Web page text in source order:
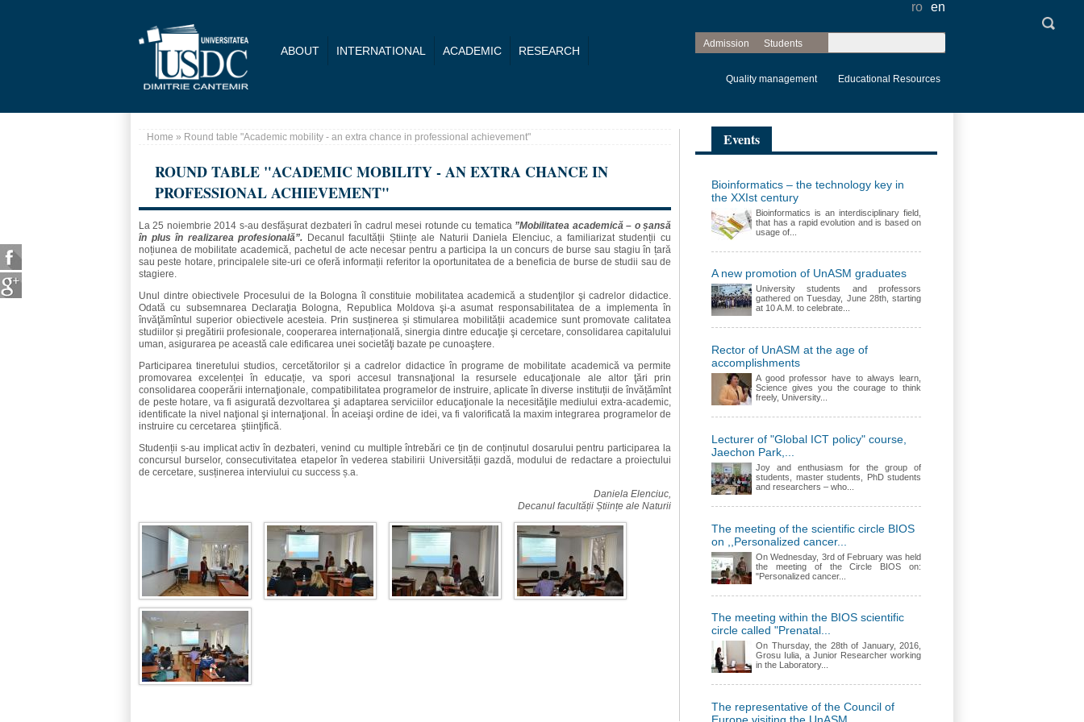
ABOUT INTERNATIONAL ACADEMIC RESEARCH
ro en
Admission Students
Search form
Quality management Educational Resources
Home » Round table "Academic mobility - an extra chance in professional achievement"
ROUND TABLE "ACADEMIC MOBILITY - AN EXTRA CHANCE IN
PROFESSIONAL ACHIEVEMENT"
La 25 noiembrie 2014 s-au desfășurat dezbateri în cadrul mesei rotunde cu tematica ”Mobilitatea academică – o șansă
în plus în realizarea profesională”. Decanul facultății Științe ale Naturii Daniela Elenciuc, a familiarizat studenții cu
noțiunea de mobilitate academică, pachetul de acte necesar pentru a participa la un concurs de burse sau stagiu în țară
sau peste hotare, principalele site-uri ce oferă informații referitor la oportunitatea de a beneficia de burse de studii sau de
stagiere.
Unul dintre obiectivele Procesului de la Bologna îl constituie mobilitatea academică a studenţilor şi cadrelor didactice.
Odată cu subsemnarea Declaraţia Bologna, Republica Moldova şi-a asumat responsabilitatea de a implementa în
învăţămîntul superior obiectivele acesteia. Prin susținerea și stimularea mobilității academice sunt promovate calitatea
studiilor și pregătirii profesionale, cooperarea internațională, sinergia dintre educaţie şi cercetare, consolidarea capitalului
uman, asigurarea pe această cale edificarea unei societăţi bazate pe cunoaştere.
Participarea tineretului studios, cercetătorilor și a cadrelor didactice în programe de mobilitate academică va permite
promovarea excelenței în educație, va spori accesul transnaţional la resursele educaţionale ale altor ţări prin
consolidarea cooperării internaţionale, compatibilitatea programelor de instruire, aplicate în diverse instituții de învățămînt
de peste hotare, va fi asigurată dezvoltarea şi adaptarea serviciilor educaţionale la necesităţile mediului extra-academic,
identificate la nivel naţional şi internaţional. În aceiaşi ordine de idei, va fi valorificată la maxim integrarea programelor de
instruire cu cercetarea ştiinţifică.
Studenții s-au implicat activ în dezbateri, venind cu multiple întrebări ce țin de conținutul dosarului pentru participarea la
concursul burselor, consecutivitatea etapelor în vederea stabilirii Universității gazdă, modului de redactare a proiectului
de cercetare, susținerea interviului cu success ș.a.
Daniela Elenciuc,
Decanul facultății Științe ale Naturii
Events
Bioinformatics – the technology key in
the XXIst century
Bioinformatics is an interdisciplinary field,
that has a rapid evolution and is based on
usage of...
A new promotion of UnASM graduates
University students and professors
gathered on Tuesday, June 28th, starting
at 10 A.M. to celebrate...
Rector of UnASM at the age of
accomplishments
A good professor have to always learn,
Science gives you the courage to think
freely, University...
Lecturer of "Global ICT policy" course,
Jaechon Park,...
Joy and enthusiasm for the group of
students, master students, PhD students
and researchers – who...
The meeting of the scientific circle BIOS
on ,,Personalized cancer...
On Wednesday, 3rd of February was held
the meeting of the Circle BIOS on:
"Personalized cancer...
The meeting within the BIOS scientific
circle called "Prenatal...
On Thursday, the 28th of January, 2016,
Grosu Iulia, a Junior Researcher working
in the Laboratory...
The representative of the Council of